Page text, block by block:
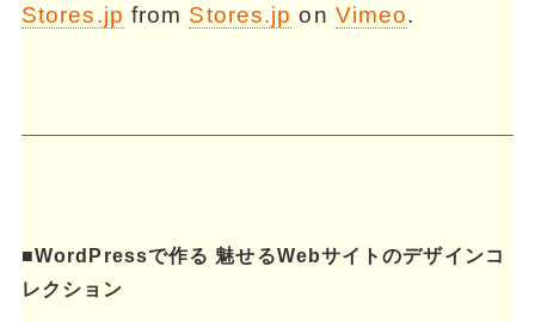
Stores.jp from Stores.jp on Vimeo.
■WordPressで作る 魅せるWebサイトのデザインコ
レクション